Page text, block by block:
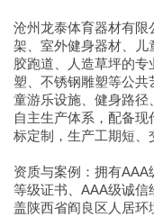
沧州龙泰体育器材有限
架、室外健身器材、儿
胶跑道、人造草坪的
塑、不锈钢雕塑等公
童游乐设施、健身路
自主生产体系，配备
标定制，生产工期短、
资质与案例：拥有
等级证书、AAA级诚信
盖陕西省阎良区人居